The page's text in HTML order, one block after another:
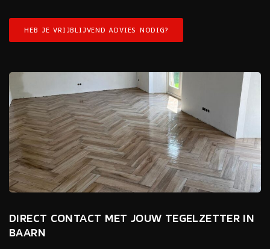
HEB JE VRIJBLIJVEND ADVIES NODIG?
DIRECT CONTACT MET JOUW TEGELZETTER IN
BAARN